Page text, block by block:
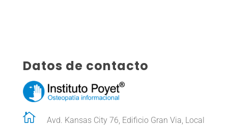
Datos de contacto

Avd. Kansas City 76, Edificio Gran Via, Local